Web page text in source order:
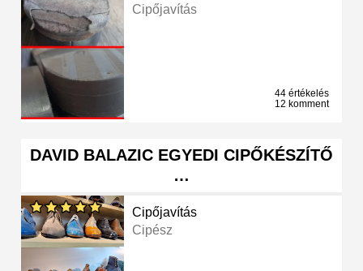
Cipőjavítás
44 értékelés
12 komment
DAVID BALAZIC EGYEDI CIPŐKÉSZÍTŐ
…
Cipőjavítás
Cipész